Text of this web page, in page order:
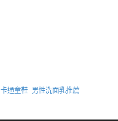
卡通童鞋 男性洗面乳推薦